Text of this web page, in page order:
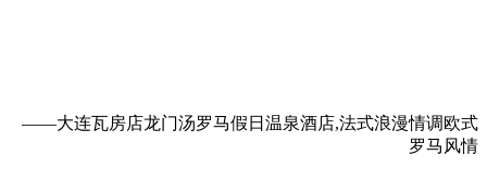
——大连瓦房店龙门汤罗马假日温泉酒店,法式浪漫情调欧式
罗马风情